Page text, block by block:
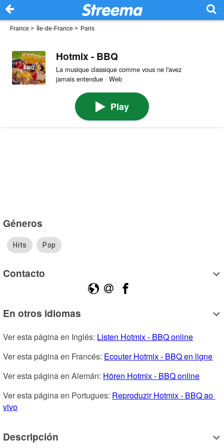
France > Île-de-France > Paris
Hotmix - BBQ
La musique classique comme vous ne l'avez
jamais entendue · Web
Play
Géneros
Hits Pop
Contacto
En otros idiomas
Ver esta página en Inglés: Listen Hotmix - BBQ online
Ver esta página en Francés: Ecouter Hotmix - BBQ en ligne
Ver esta página en Alemán: Hören Hotmix - BBQ online
Ver esta página en Portugues: Reproduzir Hotmix - BBQ ao
vivo
Descripción